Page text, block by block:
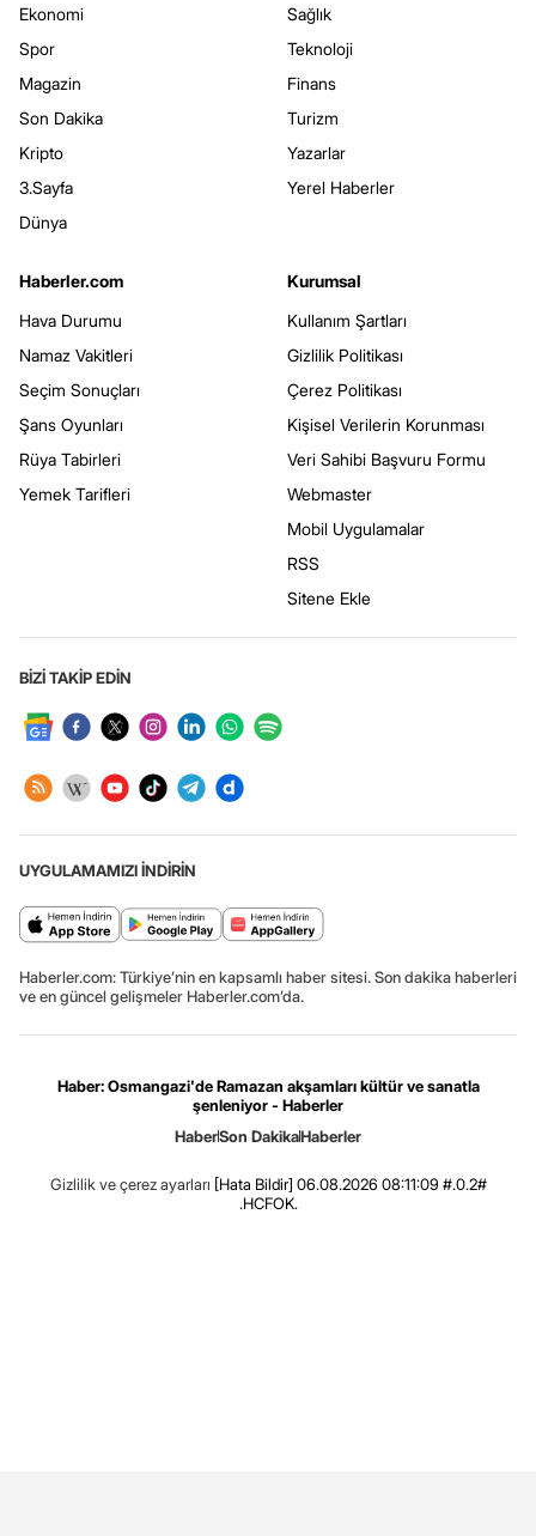
Ekonomi
Spor
Magazin
Son Dakika
Kripto
3.Sayfa
Dünya
Sağlık
Teknoloji
Finans
Turizm
Yazarlar
Yerel Haberler
Haberler.com
Hava Durumu
Namaz Vakitleri
Seçim Sonuçları
Şans Oyunları
Rüya Tabirleri
Yemek Tarifleri
Kurumsal
Kullanım Şartları
Gizlilik Politikası
Çerez Politikası
Kişisel Verilerin Korunması
Veri Sahibi Başvuru Formu
Webmaster
Mobil Uygulamalar
RSS
Sitene Ekle
BİZİ TAKİP EDİN
UYGULAMAMIZI İNDİRİN
Haberler.com: Türkiye’nin en kapsamlı haber sitesi. Son dakika haberleri
ve en güncel gelişmeler Haberler.com’da.
Haber: Osmangazi'de Ramazan akşamları kültür ve sanatla
şenleniyor - Haberler
HaberSon DakikaHaberler
Gizlilik ve çerez ayarları [Hata Bildir] 06.08.2026 08:11:09 #.0.2#
.HCFOK.